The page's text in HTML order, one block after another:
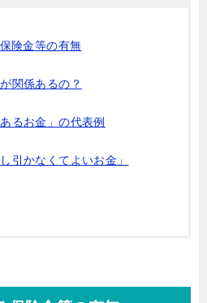
険金等の有無
関係あるの？
るお金」の代表例
引かなくてよいお金」